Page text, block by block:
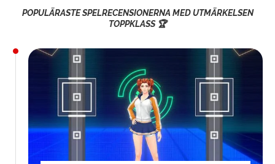
POPULÄRASTE SPELRECENSIONERNA MED UTMÄRKELSEN
TOPPKLASS 🏆